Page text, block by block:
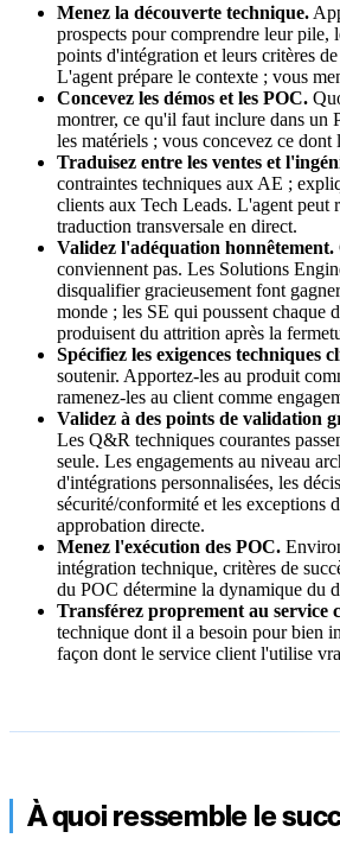
Menez la découverte technique.
prospects pour comprendre leur pile,
points d'intégration et leurs critères
L'agent prépare le contexte ; vous
Concevez les démos et les POC.
montrer, ce qu'il faut inclure dans un
les matériels ; vous concevez ce dont
Traduisez entre les ventes et
contraintes techniques aux AE ;
clients aux Tech Leads. L'agent peut
traduction transversale en direct.
Validez l'adéquation honnêtement.
conviennent pas. Les Solutions
disqualifier gracieusement font
monde ; les SE qui poussent chaque
produisent du attrition après la
Spécifiez les exigences techniques
soutenir. Apportez-les au produit
ramenez-les au client comme
Validez à des points de validation
Les Q&R techniques courantes
seule. Les engagements au niveau
d'intégrations personnalisées, les
sécurité/conformité et les exceptions
approbation directe.
Menez l'exécution des POC.
intégration technique, critères de
du POC détermine la dynamique du
Transférez proprement au service
technique dont il a besoin pour bien
façon dont le service client l'utilise
À quoi ressemble le